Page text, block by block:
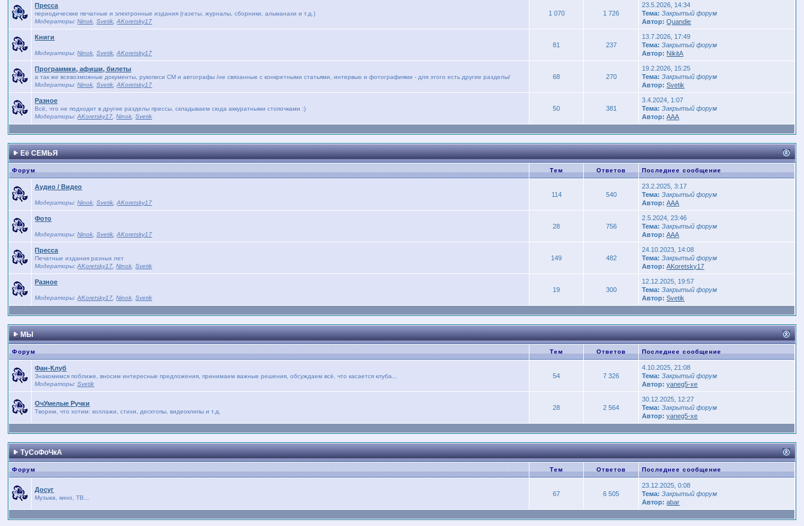
Пресса
периодические печатные и электронные издания (газеты, журналы, сборники, альманахи и т.д.)
Модераторы:Ninok ,Svetik ,AKoretsky17
1 070 1 726
23.5.2026, 14:34
Тема: Закрытый форум
Автор: Quandie
Книги
Модераторы:Ninok ,Svetik ,AKoretsky17
81 237
13.7.2026, 17:49
Тема: Закрытый форум
Автор: NikitA
Программки, афиши, билеты
а так же всевозможные документы, рукописи СМ и автографы /не связанные с конкретными статьями, интервью и фотографиями - для этого есть другие разделы/
Модераторы:Ninok ,Svetik ,AKoretsky17
68 270
19.2.2026, 15:25
Тема: Закрытый форум
Автор: Svetik
Разное
Всё, что не подходит в другие разделы прессы, складываем сюда аккуратными стопочками :)
Модераторы:AKoretsky17 ,Ninok ,Svetik
50 381
3.4.2024, 1:07
Тема: Закрытый форум
Автор: AAA
Её СЕМЬЯ
Форум Тем Ответов Последнее сообщение
Аудио / Видео
Модераторы:Ninok ,Svetik ,AKoretsky17
114 540
23.2.2025, 3:17
Тема: Закрытый форум
Автор: AAA
Фото
Модераторы:Ninok ,Svetik ,AKoretsky17
28 756
2.5.2024, 23:46
Тема: Закрытый форум
Автор: AAA
Пресса
Печатные издания разных лет
Модераторы:AKoretsky17 ,Ninok ,Svetik
149 482
24.10.2023, 14:08
Тема: Закрытый форум
Автор: AKoretsky17
Разное
Модераторы:AKoretsky17 ,Ninok ,Svetik
19 300
12.12.2025, 19:57
Тема: Закрытый форум
Автор: Svetik
МЫ
Форум Тем Ответов Последнее сообщение
Фан-Клуб
Знакомимся поближе, вносим интересные предложения, принимаем важные решения, обсуждаем всё, что касается клуба...
Модераторы:Svetik
54 7 326
4.10.2025, 21:08
Тема: Закрытый форум
Автор: yaneg5-xe
ОчУмелые Ручки
Творим, что хотим: коллажи, стихи, десктопы, видеоклипы и т.д.
28 2 564
30.12.2025, 12:27
Тема: Закрытый форум
Автор: yaneg5-xe
ТуСоФоЧкА
Форум Тем Ответов Последнее сообщение
Досуг
Музыка, кино, ТВ...
67 6 505
23.12.2025, 0:08
Тема: Закрытый форум
Автор: abar